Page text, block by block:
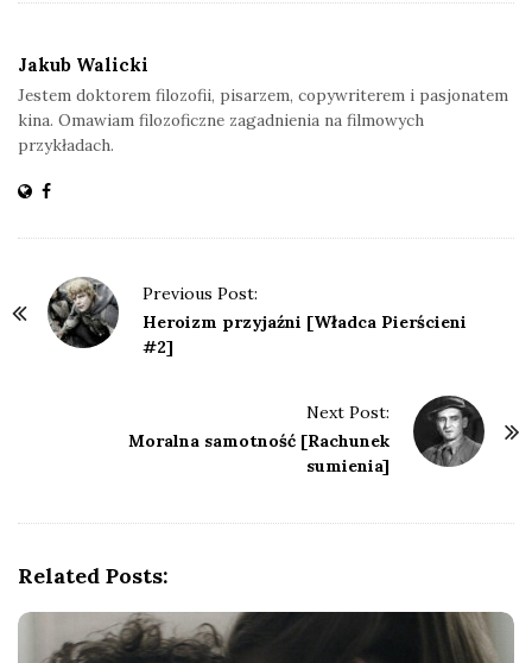
Jakub Walicki
Jestem doktorem filozofii, pisarzem, copywriterem i pasjonatem
kina. Omawiam filozoficzne zagadnienia na filmowych
przykładach.
Previous Post:
Heroizm przyjaźni [Władca Pierścieni
#2]
Next Post:
Moralna samotność [Rachunek
sumienia]
Related Posts: